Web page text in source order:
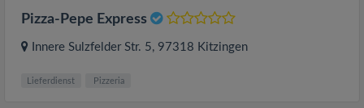
Pizza-Pepe Express
Innere Sulzfelder Str. 5, 97318 Kitzingen
Lieferdienst Pizzeria